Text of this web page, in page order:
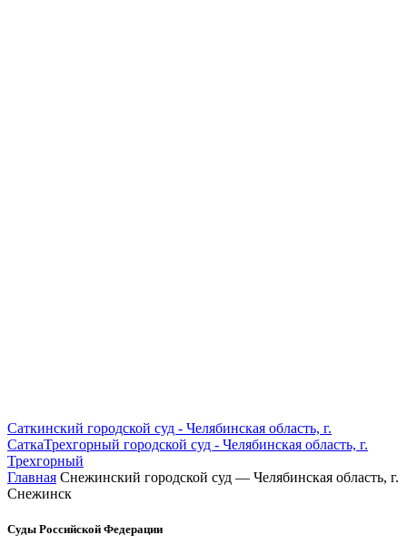
Саткинский городской суд - Челябинская область, г.
СаткаТрехгорный городской суд - Челябинская область, г.
Трехгорный
Главная Снежинский городской суд — Челябинская область, г.
Снежинск
Суды Российской Федерации